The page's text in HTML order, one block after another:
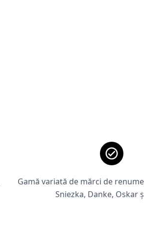
Gamă variată de mărci de
Sniezka, Danke, Oskar